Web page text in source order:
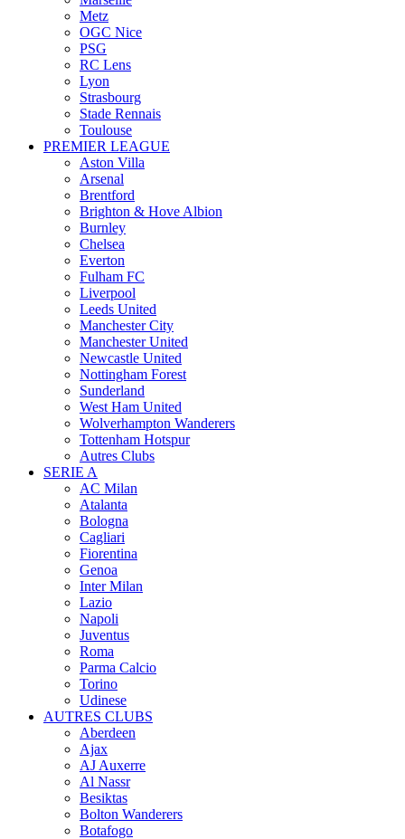
Metz
OGC Nice
PSG
RC Lens
Lyon
Strasbourg
Stade Rennais
Toulouse
PREMIER LEAGUE
Aston Villa
Arsenal
Brentford
Brighton & Hove Albion
Burnley
Chelsea
Everton
Fulham FC
Liverpool
Leeds United
Manchester City
Manchester United
Newcastle United
Nottingham Forest
Sunderland
West Ham United
Wolverhampton Wanderers
Tottenham Hotspur
Autres Clubs
SERIE A
AC Milan
Atalanta
Bologna
Cagliari
Fiorentina
Genoa
Inter Milan
Lazio
Napoli
Juventus
Roma
Parma Calcio
Torino
Udinese
AUTRES CLUBS
Aberdeen
Ajax
AJ Auxerre
Al Nassr
Besiktas
Bolton Wanderers
Botafogo